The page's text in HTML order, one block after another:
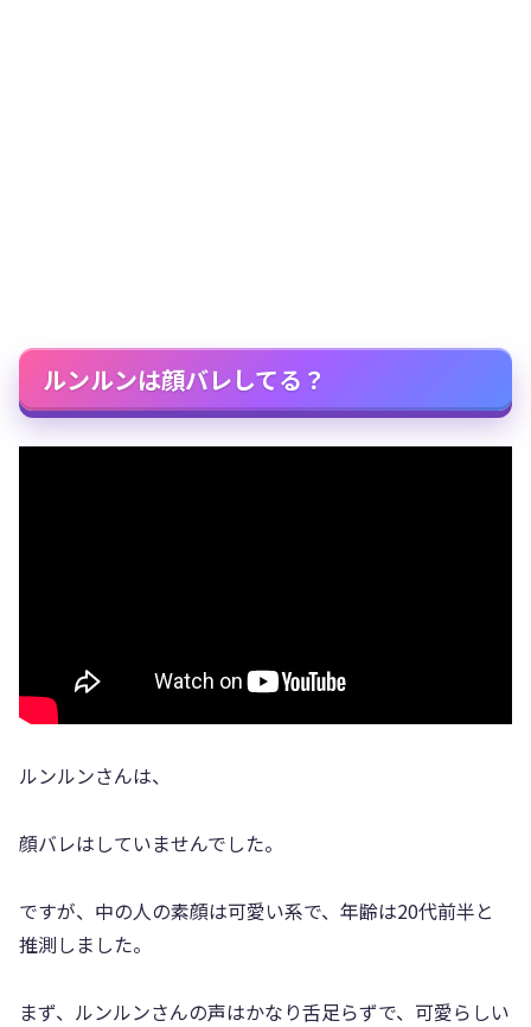
ルンルンは顔バレしてる？
ルンルンさんは、
顔バレはしていませんでした。
ですが、中の人の素顔は可愛い系で、年齢は20代前半と
推測しました。
まず、ルンルンさんの声はかなり舌足らずで、可愛らしい